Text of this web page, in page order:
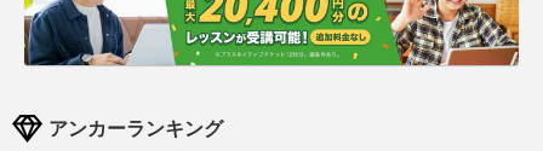
アンカーランキング